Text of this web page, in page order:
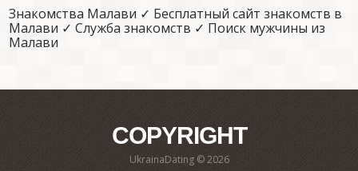
Знакомства Малави ✓ Бесплатный сайт знакомств в
Малави ✓ Служба знакомств ✓ Поиск мужчины из
Малави
COPYRIGHT
UkrainaDating © 2026